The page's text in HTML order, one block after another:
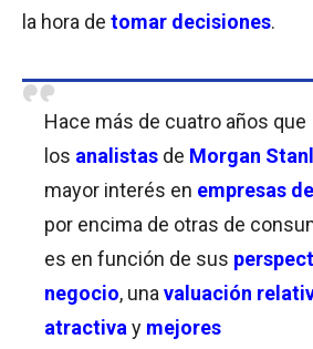
la hora de tomar decisiones.
Hace más de cuatro años que
los analistas de Morgan
mayor interés en empresas
por encima de otras de
es en función de sus
negocio, una valuación
atractiva y mejores